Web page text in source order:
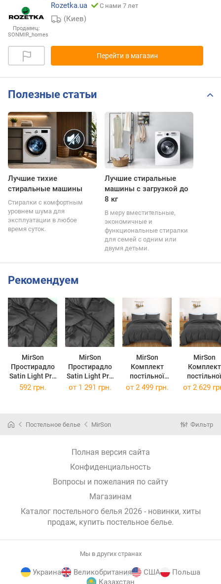
Продавец:
SONMIR_homes
Rozetka.ua
С нами 7 лет
(Киев)
Перейти в магазин
Полезные статьи
Лучшие тихие
стиральные машины
Стиралки с комфортным
уровнем шума для
эксплуатации в любое
время суток.
Лучшие стиральные
машины с загрузкой до
8 кг
В меру вместительные,
экономичные и
функциональные стиралки
для семей с одним или
двумя детьми.
Рекомендуем
MirSon
Простирадло
Satin Light Pro
10-005 Dark
MirSon
Простирадло
Satin Light Pro
10-005 Dark
MirSon
Комплект
постільної
білизни Satin
MirSon
Комплект
постільної
білизни Satin
592 грн. от 1 291 грн. от 2 499 грн. от 2 629
Постельное белье MirSon Фильтр
Полная версия сайта
Конфиденциальность
Вопросы и пожелания по сайту
Магазинам
Каталог постельного белья 2026 - новинки, хиты
продаж, купить постельное белье.
Мы в других странах
Украина Великобритания США
Польша
Казахстан